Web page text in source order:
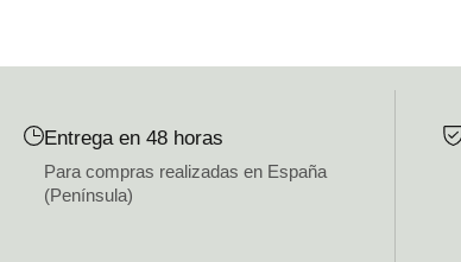
Entrega en 48 horas
Para compras realizadas en España
(Península)